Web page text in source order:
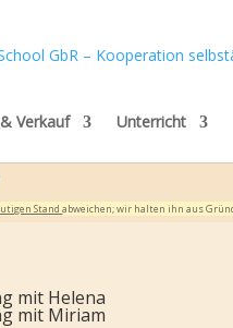
Verkauf Unterricht
Standabweichen; wir halten ihn aus
mit Helena
mit Miriam